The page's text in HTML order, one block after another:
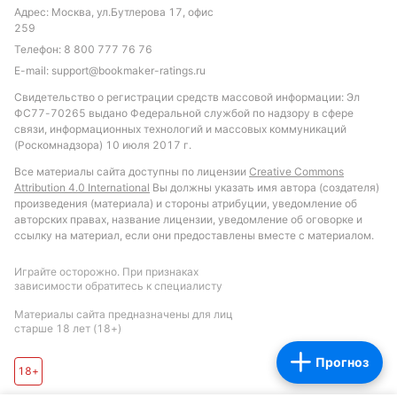
последних матчах. В любом случае, матч обещает
быть тактически интересным с возможностью
голов с обеих сторон.
Обновлено:
Автор
Екатерина Шишканова
Подписаться
Прогноз
Адрес: Москва, ул.Бутлерова 17, офис
259
Телефон: 8 800 777 76 76
E-mail: support@bookmaker-ratings.ru
Свидетельство о регистрации средств массовой информации: Эл
ФС77-70265 выдано Федеральной службой по надзору в сфере
связи, информационных технологий и массовых коммуникаций
(Роскомнадзора) 10 июля 2017 г.
Все материалы сайта доступны по лицензии Creative Commons
Attribution 4.0 International Вы должны указать имя автора (создателя)
произведения (материала) и стороны атрибуции, уведомление об
авторских правах, название лицензии, уведомление об оговорке и
ссылку на материал, если они предоставлены вместе с материалом.
Играйте осторожно. При признаках
зависимости обратитесь к специалисту
Материалы сайта предназначены для лиц
старше 18 лет (18+)
18+